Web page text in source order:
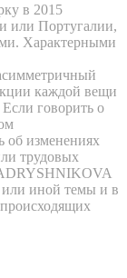
в 2015
или Португалии,
Характерными
каждой вещи
говорить о
об изменениях
трудовых
иной темы и в